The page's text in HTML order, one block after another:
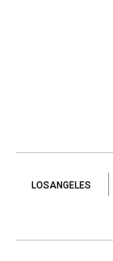
LOSANGELES